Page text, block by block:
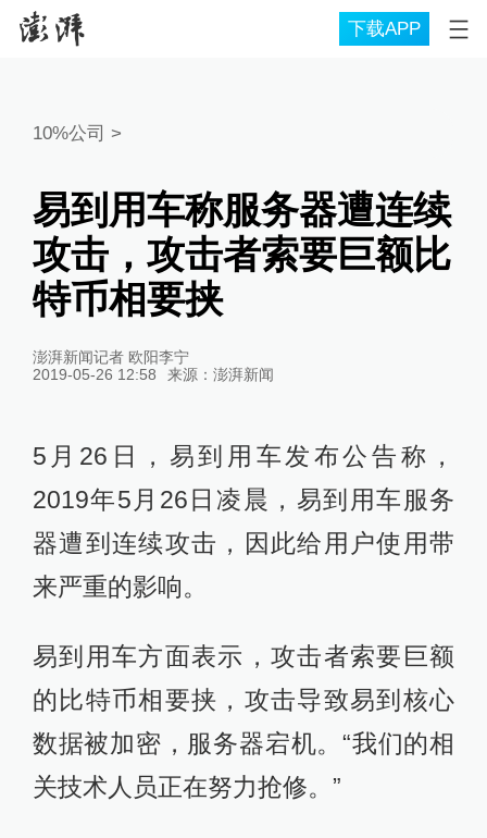
下载APP
10%公司 >
易到用车称服务器遭连续
攻击，攻击者索要巨额比
特币相要挟
澎湃新闻记者 欧阳李宁
2019-05-26 12:58
来源： 澎湃新闻
5月26日，易到用车发布公告称，
2019年5月26日凌晨，易到用车服务
器遭到连续攻击，因此给用户使用带
来严重的影响。
易到用车方面表示，攻击者索要巨额
的比特币相要挟，攻击导致易到核心
数据被加密，服务器宕机。“我们的相
关技术人员正在努力抢修。”